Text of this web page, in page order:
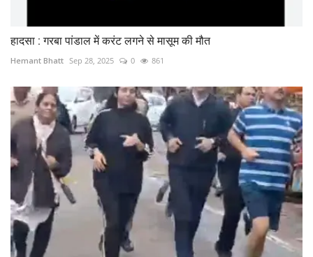
हादसा : गरबा पांडाल में करंट लगने से मासूम की मौत
Hemant Bhatt Sep 28, 2025 0 861